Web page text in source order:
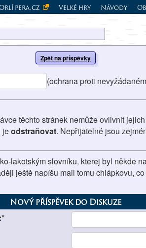
pera.cz Velké hry Návody
Zpět na příspěvky
(ochrana proti
těchto stránek nemůže ovlivnit
jeodstraňovat. Nepřijatelné jsou
lakotským slovníku, kterej byl někde
ještě napíšu mail tomu chlápkovu,
Nový příspěvek do Diskuze